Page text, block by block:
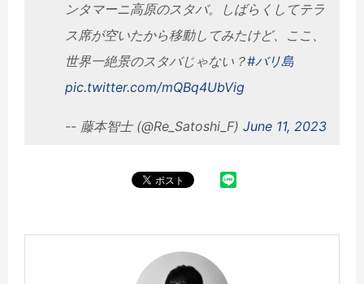
ンタマーニ高原のスタバ。しばらくしてテラ
ス席が空いたから移動してみたけど、ここ、
世界一絶景のスタバじゃない？#バリ島
pic.twitter.com/mQBq4UbVig
-- 藤本智士 (@Re_Satoshi_F) June 11, 2023